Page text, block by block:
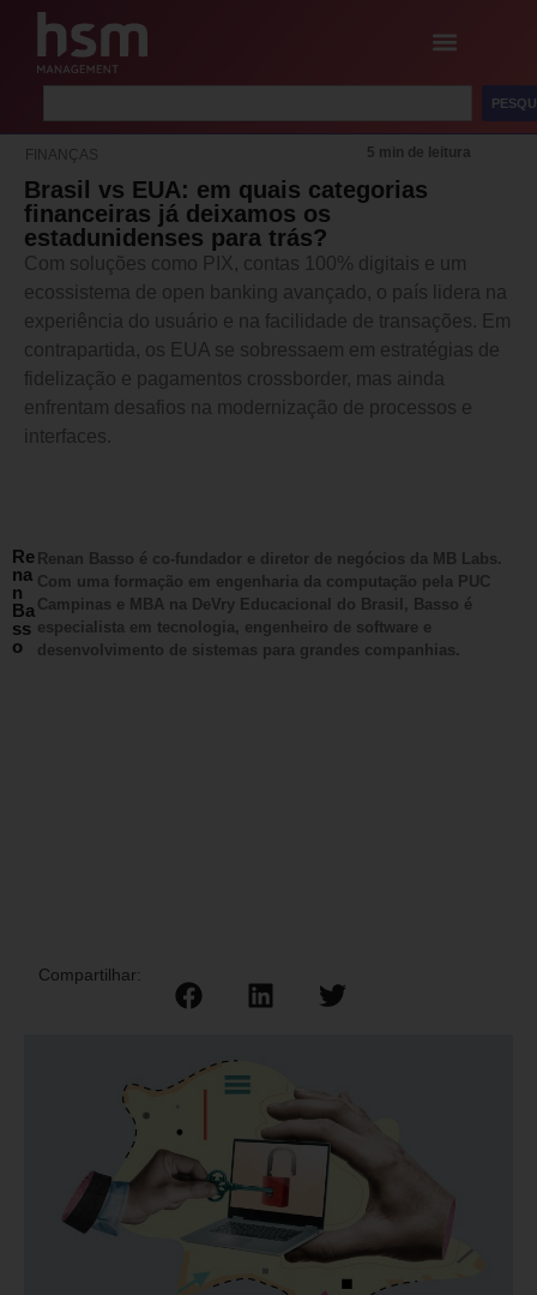
FINANÇAS 5 min de leitura
Brasil vs EUA: em quais categorias
financeiras já deixamos os
estadunidenses para trás?
Com soluções como PIX, contas 100% digitais e um
ecossistema de open banking avançado, o país lidera na
experiência do usuário e na facilidade de transações. Em
contrapartida, os EUA se sobressaem em estratégias de
fidelização e pagamentos crossborder, mas ainda
enfrentam desafios na modernização de processos e
interfaces.
Re
na
n
Ba
ss
o
Renan Basso é co-fundador e diretor de negócios da MB Labs.
Com uma formação em engenharia da computação pela PUC
Campinas e MBA na DeVry Educacional do Brasil, Basso é
especialista em tecnologia, engenheiro de software e
desenvolvimento de sistemas para grandes companhias.
Compartilhar: